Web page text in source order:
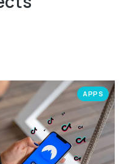
APPS